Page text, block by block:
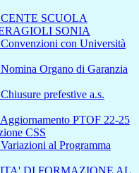
SCUOLA
SONIA
con Università
Organo di Garanzia
prefestive a.s.
PTOF 22-25
CSS
al Programma